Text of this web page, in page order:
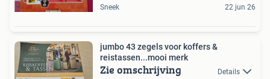
Sneek 22 jun 26
jumbo 43 zegels voor koffers &
reistassen...mooi merk
Zie omschrijving Details